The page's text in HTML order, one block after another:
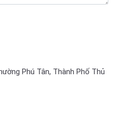
Phú Tân, Thành Phố Thủ